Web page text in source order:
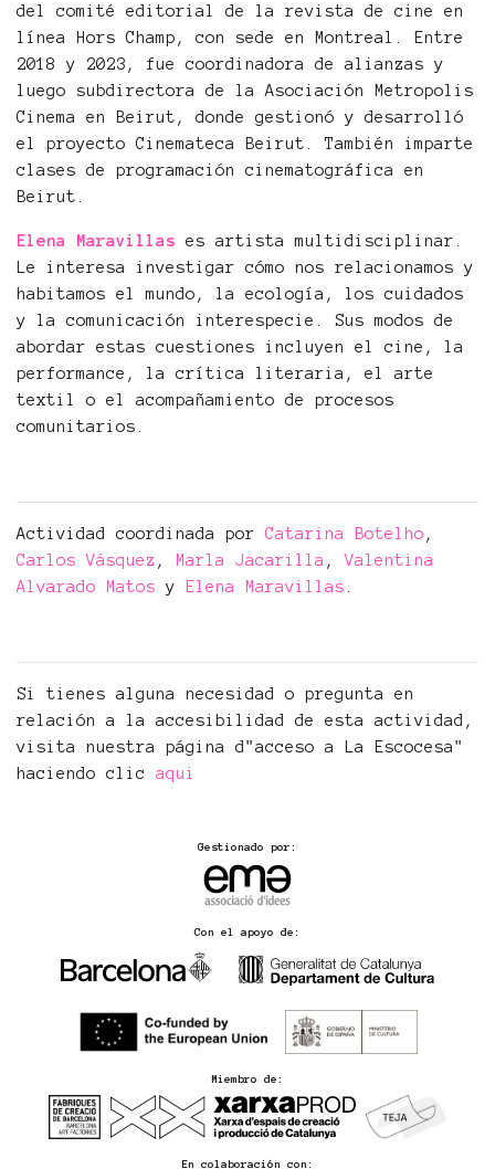
del comité editorial de la revista de cine en
línea Hors Champ, con sede en Montreal. Entre
2018 y 2023, fue coordinadora de alianzas y
luego subdirectora de la Asociación Metropolis
Cinema en Beirut, donde gestionó y desarrolló
el proyecto Cinemateca Beirut. También imparte
clases de programación cinematográfica en
Beirut.
Elena Maravillas es artista multidisciplinar.
Le interesa investigar cómo nos relacionamos y
habitamos el mundo, la ecología, los cuidados
y la comunicación interespecie. Sus modos de
abordar estas cuestiones incluyen el cine, la
performance, la crítica literaria, el arte
textil o el acompañamiento de procesos
comunitarios.
Actividad coordinada por Catarina Botelho ,
Carlos Vásquez , Marla Jacarilla ,Valentina
Alvarado Matos y Elena Maravillas
Si tienes alguna necesidad o pregunta en
relación a la accesibilidad de esta actividad,
visita nuestra página d"acceso a La Escocesa"
haciendo clic aqui
Gestionado por:
Con el apoyo de:
Miembro de:
En colaboración con: